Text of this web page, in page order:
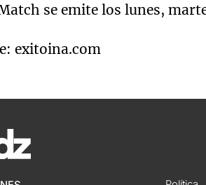
se emite los lunes,
exitoina.com